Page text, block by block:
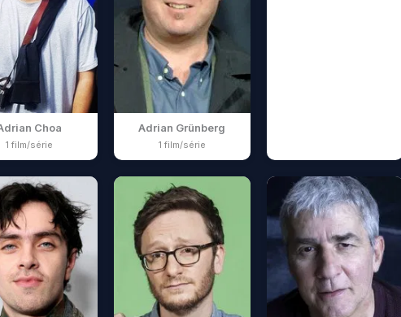
Choa
1 film/série
Adrian Grünberg
1 film/série